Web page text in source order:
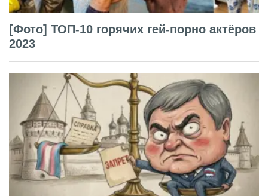
[Фото] ТОП-10 горячих гей-порно актёров
2023